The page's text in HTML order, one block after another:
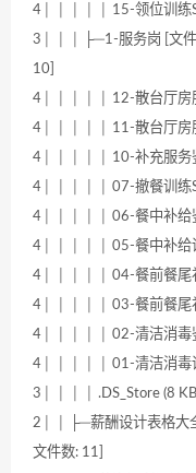
4│ │ │ │ │ 15-领位训练
3│ │ │ ├─1-服务岗 [文件
10]
4│ │ │ │ │ 12-散台厅房
4│ │ │ │ │ 11-散台厅房
4│ │ │ │ │ 10-补充服务
4│ │ │ │ │ 07-撤餐训练
4│ │ │ │ │ 06-餐中补给
4│ │ │ │ │ 05-餐中补给
4│ │ │ │ │ 04-餐前餐尾
4│ │ │ │ │ 03-餐前餐尾
4│ │ │ │ │ 02-清洁消毒
4│ │ │ │ │ 01-清洁消毒
3│ │ │ │ .DS_Store (8
2│ │ ├─薪酬设计表格大
文件数: 11]